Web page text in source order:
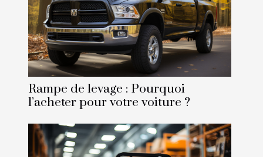
Rampe de levage : Pourquoi
l’acheter pour votre voiture ?